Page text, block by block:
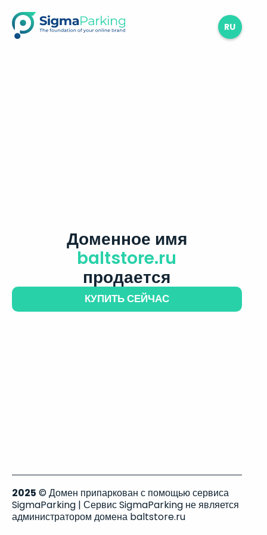
RU
Доменное имя
baltstore.ru
продается
КУПИТЬ СЕЙЧАС
2025 © Домен припаркован с помощью сервиса
SigmaParking | Сервис SigmaParking не является
администратором домена baltstore.ru